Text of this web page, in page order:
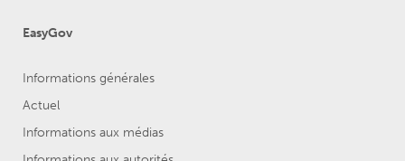
EasyGov
Informations générales
Actuel
Informations aux médias